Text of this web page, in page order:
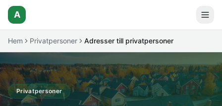
A
Hem Privatpersoner Adresser till privatpersoner
Privatpersoner